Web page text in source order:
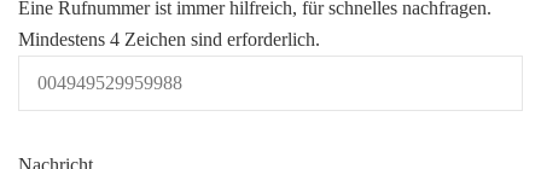
Eine Rufnummer ist immer hilfreich, für schnelles nachfragen.
Mindestens 4 Zeichen sind erforderlich.
Nachricht